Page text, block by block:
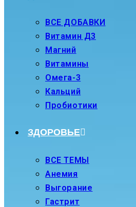
ВСЕ ДОБАВКИ
Витамин Д3
Магний
Витамины
Омега-3
Кальций
Пробиотики
ЗДОРОВЬЕ
ВСЕ ТЕМЫ
Анемия
Выгорание
Гастрит